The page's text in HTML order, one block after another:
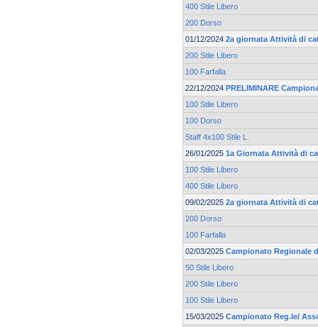
400 Stile Libero
200 Dorso
01/12/2024 2a giornata Attività di
200 Stile Libero
100 Farfalla
22/12/2024 PRELIMINARE
100 Stile Libero
100 Dorso
Staff 4x100 Stile L.
26/01/2025 1a Giornata Attività di
100 Stile Libero
400 Stile Libero
09/02/2025 2a giornata Attività di
200 Dorso
100 Farfalla
02/03/2025 Campionato Regionale
50 Stile Libero
200 Stile Libero
100 Stile Libero
15/03/2025 Campionato Reg.le/